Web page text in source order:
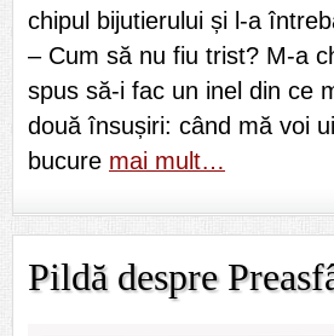
chipul bijutierului și l-a
– Cum să nu fiu trist? M-a
spus să-i fac un inel din ce
două însușiri: când mă voi
bucure mai mult…
Pildă despre